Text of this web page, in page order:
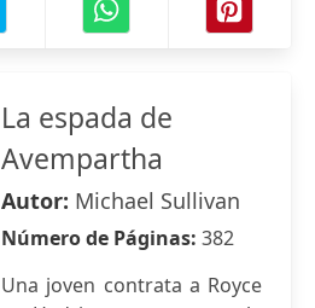
La espada de
Avempartha
Autor: Michael Sullivan
Número de Páginas: 382
Una joven contrata a Royce